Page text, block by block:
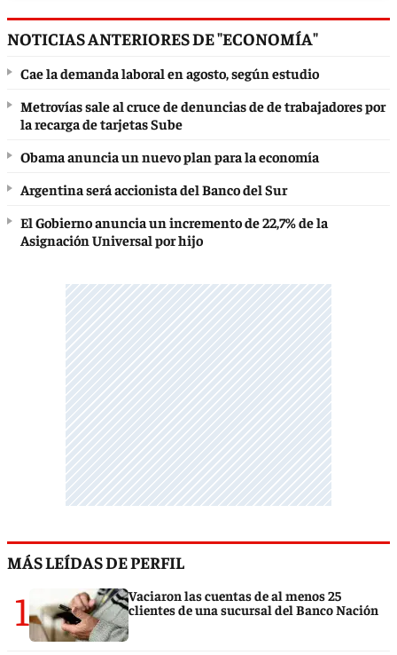
NOTICIAS ANTERIORES DE "ECONOMÍA"
Cae la demanda laboral en agosto, según estudio
Metrovías sale al cruce de denuncias de de trabajadores por
la recarga de tarjetas Sube
Obama anuncia un nuevo plan para la economía
Argentina será accionista del Banco del Sur
El Gobierno anuncia un incremento de 22,7% de la
Asignación Universal por hijo
MÁS LEÍDAS DE PERFIL
1
Vaciaron las cuentas de al menos 25
clientes de una sucursal del Banco Nación